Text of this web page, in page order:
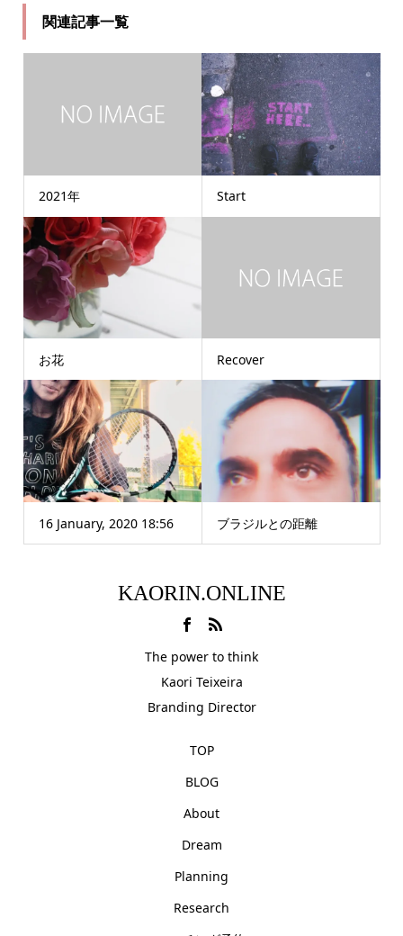
関連記事一覧
2021年 Start
お花 Recover
16 January, 2020 18:56 ブラジルとの距離
KAORIN.ONLINE
The power to think
Kaori Teixeira
Branding Director
TOP
BLOG
About
Dream
Planning
Research